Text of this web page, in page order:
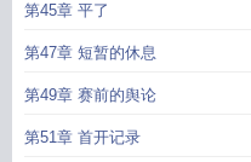
第45章 平了
第47章 短暂的休息
第49章 赛前的舆论
第51章 首开记录